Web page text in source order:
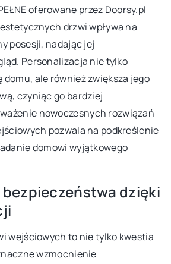
oferowane przez Doorsy.pl
drzwi wpływa na
posesji, nadając jej
Personalizacja nie tylko
domu, ale również zwiększa jego
czyniąc go bardziej
nowoczesnych rozwiązań
pozwala na podkreślenie
domowi wyjątkowego
dzięki
wejściowych to nie tylko kwestia
wzmocnienie